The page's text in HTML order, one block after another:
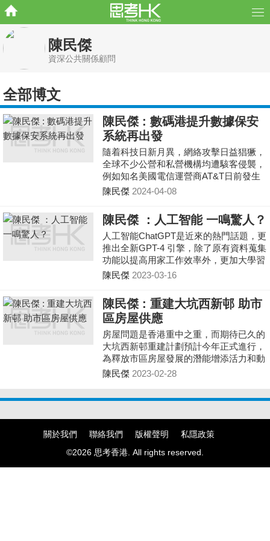
陳民傑
資深公共關係顧問
全部博文
陳民傑 : 數碼港提升數據保安
系統再出發
隨着科技日新月異，網絡攻擊日益猖獗，
全球不少公營和私營機構均遭駭客侵襲，
例如知名美國電信運營商AT&T日前發生
數據洩露事件，涉及約7,300萬客戶的數
陳民傑 2024-04-08
陳民傑 ：人工智能 一鳴驚人？
人工智能ChatGPT是近來的熱門話題，更
推出全新GPT-4 引擎，除了原有資料蒐集
功能以提高用家工作效率外，更加大學習
數據庫，不單支援圖像輸入分析
陳民傑 2023-03-16
陳民傑 : 重建大坑西新邨 助市
區房屋供應
房屋問題是香港重中之重，而期待已久的
大坑西新邨重建計劃預計今年正式進行，
為釋放市區房屋發展的潛能增添活力和動
力。
陳民傑 2023-02-28
關於我們 聯絡我們 版權聲明
私隱政策
©2026 思考香港. All rights reserved.